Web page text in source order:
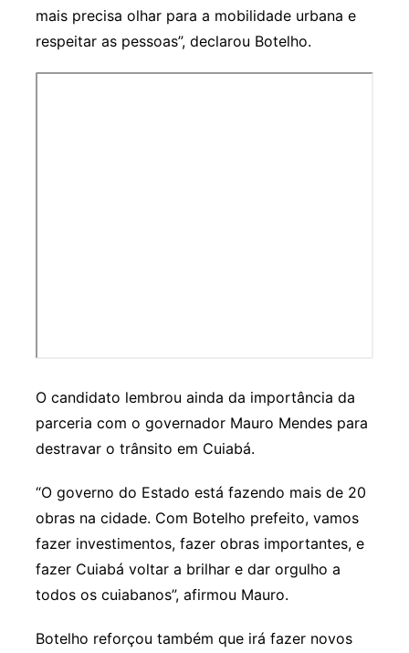
mais precisa olhar para a mobilidade urbana e
respeitar as pessoas”, declarou Botelho.
O candidato lembrou ainda da importância da
parceria com o governador Mauro Mendes para
destravar o trânsito em Cuiabá.
“O governo do Estado está fazendo mais de 20
obras na cidade. Com Botelho prefeito, vamos
fazer investimentos, fazer obras importantes, e
fazer Cuiabá voltar a brilhar e dar orgulho a
todos os cuiabanos”, afirmou Mauro.
Botelho reforçou também que irá fazer novos